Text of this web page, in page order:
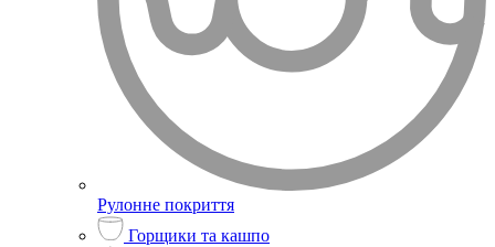
Рулонне покриття
Горщики та кашпо